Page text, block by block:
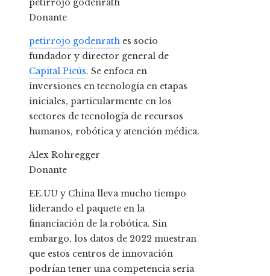
petirrojo godenrath
Donante
petirrojo godenrath es socio
fundador y director general de
Capital Picús. Se enfoca en
inversiones en tecnología en etapas
iniciales, particularmente en los
sectores de tecnología de recursos
humanos, robótica y atención médica.
Alex Rohregger
Donante
EE.UU y China lleva mucho tiempo
liderando el paquete en la
financiación de la robótica. Sin
embargo, los datos de 2022 muestran
que estos centros de innovación
podrían tener una competencia seria